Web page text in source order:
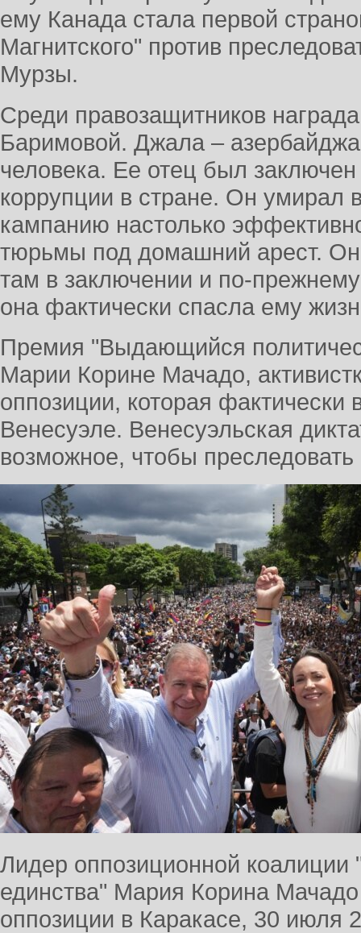
ему Канада стала первой
Магнитского" против
Мурзы.
Среди правозащитников
Баримовой. Джала –
человека. Ее отец был
коррупции в стране. Он умирал
кампанию настолько
тюрьмы под домашний арест. Он
там в заключении и по-
она фактически спасла ему
Премия "Выдающийся
Марии Корине Мачадо,
оппозиции, которая
Венесуэле. Венесуэльская
возможное, чтобы преследовать
Лидер оппозиционной коалиции
единства" Мария Корина
оппозиции в Каракасе, 30 июля